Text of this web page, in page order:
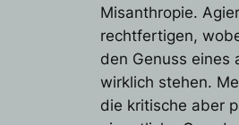
Misanthropie.
rechtfertigen,
den Genuss eines
wirklich stehen.
die kritische aber